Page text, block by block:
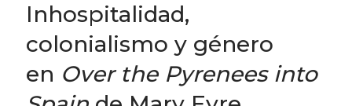
Inhospitalidad,
colonialismo y género
en Over the Pyrenees into